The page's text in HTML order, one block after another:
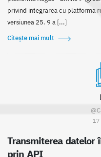
privind integrarea cu platforma
versiunea 25. 9 a [...]
Citește mai mult
17
Transmiterea datelor
prin API